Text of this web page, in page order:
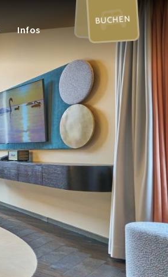
Infos
BUCHEN